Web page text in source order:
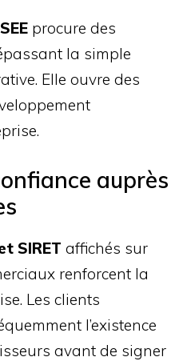
procure des
la simple
Elle ouvre des
auprès
SIRET affichés sur
renforcent la
Les clients
l’existence
avant de signer